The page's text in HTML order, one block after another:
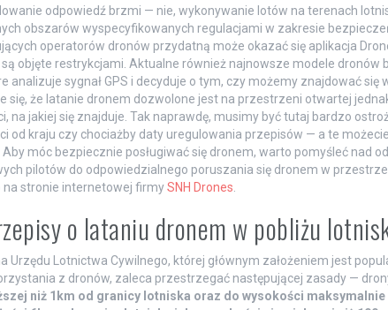
odpowiedź brzmi — nie, wykonywanie lotów na terenach
obszarów wyspecyfikowanych regulacjami w zakresie
operatorów dronów przydatną może okazać się aplikacja
objęte restrykcjami. Aktualne również najnowsze modele dronów
analizuje sygnał GPS i decyduje o tym, czy możemy znajdować się
się, że latanie dronem dozwolone jest na przestrzeni otwartej
na jakiej się znajduje. Tak naprawdę, musimy być tutaj bardzo
od kraju czy chociażby daty uregulowania przepisów — a te
móc bezpiecznie posługiwać się dronem, warto pomyśleć nad
pilotów do odpowiedzialnego poruszania się dronem w
na stronie internetowej firmySNH Drones.
o lataniu dronem w pobliżu
Urzędu Lotnictwa Cywilnego, której głównym założeniem jest
z dronów, zaleca przestrzegać następującej zasady —
niż 1km od granicy lotniska oraz do wysokości maksymalnie